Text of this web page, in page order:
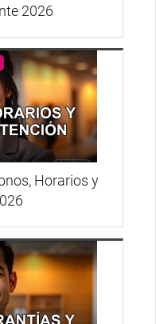
2026
Horarios y